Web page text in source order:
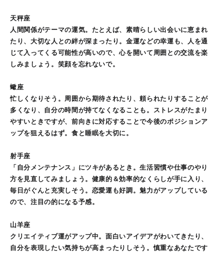
天秤座
人間関係がテーマの運気。たとえば、素晴らしい出会いに恵まれ
たり、大切な人との絆が深まったり。金運などの幸運も、人を通
じて入ってくる可能性が高いので、心を開いて周囲との交流を楽
しみましょう。笑顔を忘れないで。
蠍座
忙しくなりそう。周囲から期待されたり、頼られたりすることが
多くなり、自分の時間が持てなくなることも。ストレスがたまり
やすいときですが、前向きに対応することで今後のポジションア
ップを狙えるはず。食と睡眠を大切に。
射手座
「自分メンテナンス」にツキがあるとき。生活習慣や仕事のやり
方を見直してみましょう。健康的＆効率的なくらしが手に入り、
毎日がぐんと充実しそう。恋愛運も好調。魅力がアップしている
ので、注目の的になる予感。
山羊座
クリエイティブ運がアップ中。面白いアイデアがわいてきたり、
自分を表現したい気持ちが高まったりしそう。慎重なあなたです